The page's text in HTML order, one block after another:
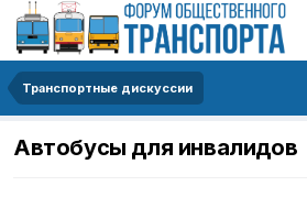
Транспортные дискуссии
Автобусы для инвалидов